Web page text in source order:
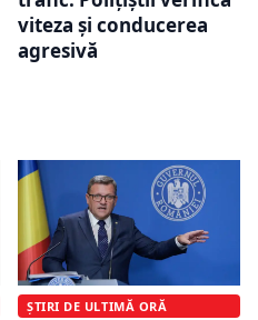
viteza și conducerea
agresivă
ȘTIRI DE ULTIMĂ ORĂ